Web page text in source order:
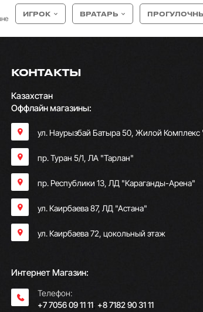
ИГРОК ВРАТАРЬ
КОНТАКТЫ
Казахстан
Оффлайн магазины:
ул. Наурызбай Батыра 50, Жилой Комплекс
пр. Туран 5/1, ЛА "Тарлан"
пр. Республики 13, ​ЛД "Караганды-Арена"
ул. Каирбаева 87, ЛД "Астана"
ул. Каирбаева 72, цокольный этаж
Интернет Магазин:
Телефон:
+7 7056 09 11 11; +8 7182 90 31 11